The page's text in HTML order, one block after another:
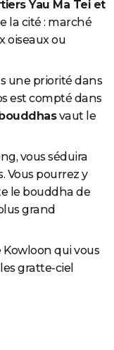
Yau Ma Tei et
la cité : marché
oiseaux ou
une priorité dans
est compté dans
vaut le
vous séduira
Vous pourrez y
le bouddha de
grand
Kowloon qui vous
gratte-ciel